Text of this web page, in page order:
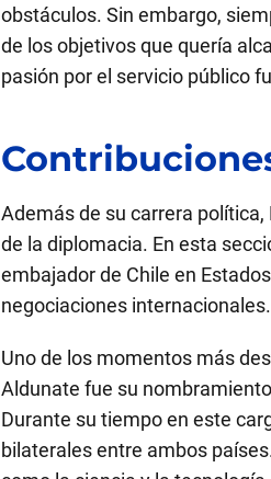
obstáculos. Sin embargo,
de los objetivos que quería
pasión por el servicio público
Además de su carrera
de la diplomacia. En esta
embajador de Chile en
negociaciones internacionales.
Uno de los momentos más
Aldunate fue su
Durante su tiempo en este
bilaterales entre ambos